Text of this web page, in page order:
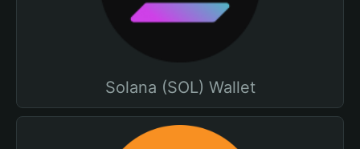
Solana (SOL) Wallet